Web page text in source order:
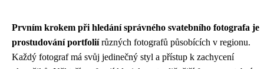
Prvním krokem při hledání správného svatebního fotografa je
prostudování portfoliírůzných fotografů působících v regionu.
Každý fotograf má svůj jedinečný styl a přístup k zachycení